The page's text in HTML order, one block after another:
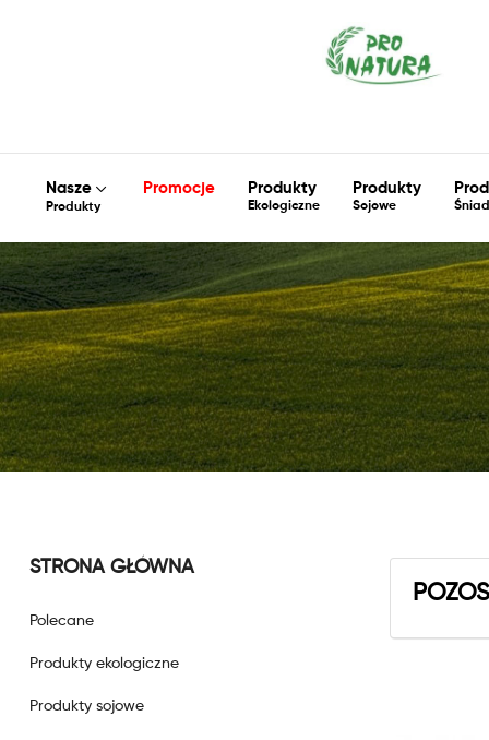
Nasze
Produkty
Promocje Produkty
Ekologiczne
Produkty
Sojowe
STRONA GŁÓWNA
Polecane
Produkty ekologiczne
Produkty sojowe